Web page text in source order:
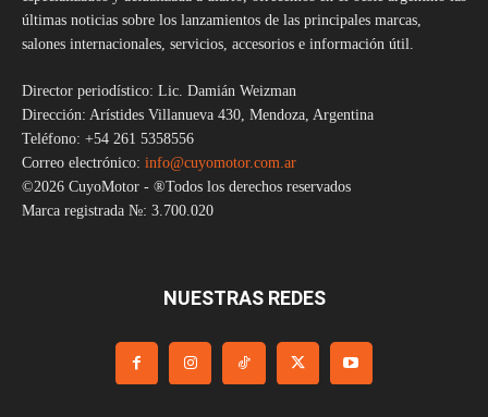
últimas noticias sobre los lanzamientos de las principales marcas,
salones internacionales, servicios, accesorios e información útil.
Director periodístico: Lic. Damián Weizman
Dirección: Arístides Villanueva 430, Mendoza, Argentina
Teléfono: +54 261 5358556
Correo electrónico: info@cuyomotor.com.ar
©2026 CuyoMotor - ®Todos los derechos reservados
Marca registrada №: 3.700.020
NUESTRAS REDES